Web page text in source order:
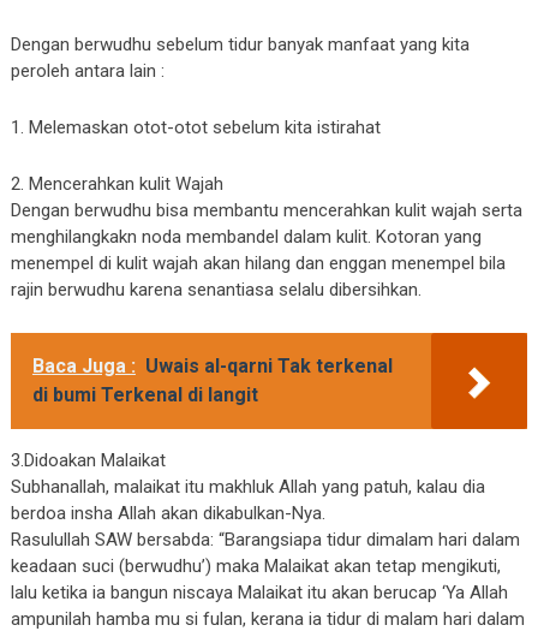
Dengan berwudhu sebelum tidur banyak manfaat yang kita
peroleh antara lain :
1. Melemaskan otot-otot sebelum kita istirahat
2. Mencerahkan kulit Wajah
Dengan berwudhu bisa membantu mencerahkan kulit wajah serta
menghilangkakn noda membandel dalam kulit. Kotoran yang
menempel di kulit wajah akan hilang dan enggan menempel bila
rajin berwudhu karena senantiasa selalu dibersihkan.
Baca Juga : Uwais al-qarni Tak terkenal
di bumi Terkenal di langit
3.Didoakan Malaikat
Subhanallah, malaikat itu makhluk Allah yang patuh, kalau dia
berdoa insha Allah akan dikabulkan-Nya.
Rasulullah SAW bersabda: “Barangsiapa tidur dimalam hari dalam
keadaan suci (berwudhu’) maka Malaikat akan tetap mengikuti,
lalu ketika ia bangun niscaya Malaikat itu akan berucap ‘Ya Allah
ampunilah hamba mu si fulan, kerana ia tidur di malam hari dalam